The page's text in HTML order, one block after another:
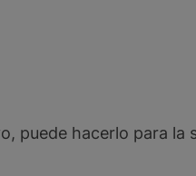
puede hacerlo para la